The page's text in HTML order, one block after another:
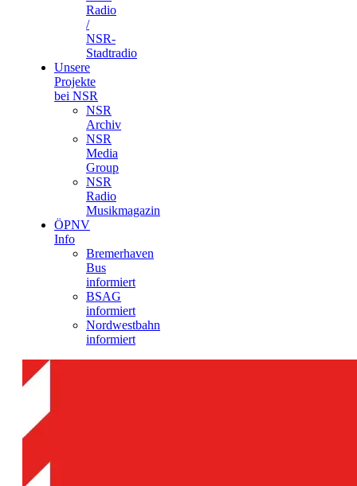
Radio
/
NSR-
Stadtradio
Unsere
Projekte
bei NSR
NSR
Archiv
NSR
Media
Group
NSR
Radio
Musikmagazin
ÖPNV
Info
Bremerhaven
Bus
informiert
BSAG
informiert
Nordwestbahn
informiert